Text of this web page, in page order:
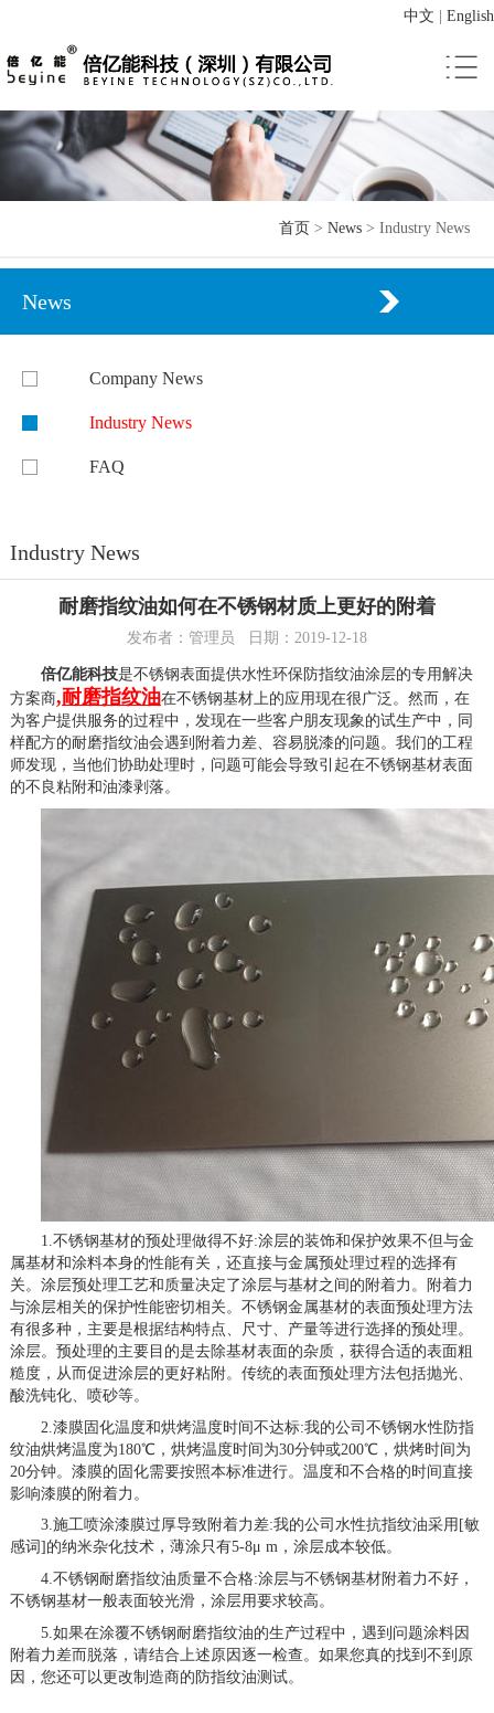
中文 English
首页> News> Industry News
News
Company News
Industry News
FAQ
Industry News
耐磨指纹油如何在不锈钢材质上更好的附着
发布者：管理员 日期：2019-12-18
倍亿能科技是不锈钢表面提供水性环保防指纹油涂层的专用解决
方案商,耐磨指纹油在不锈钢基材上的应用现在很广泛。然而，在
为客户提供服务的过程中，发现在一些客户朋友现象的试生产中，同
样配方的耐磨指纹油会遇到附着力差、容易脱漆的问题。我们的工程
师发现，当他们协助处理时，问题可能会导致引起在不锈钢基材表面
的不良粘附和油漆剥落。
1.不锈钢基材的预处理做得不好:涂层的装饰和保护效果不但与金
属基材和涂料本身的性能有关，还直接与金属预处理过程的选择有
关。涂层预处理工艺和质量决定了涂层与基材之间的附着力。附着力
与涂层相关的保护性能密切相关。不锈钢金属基材的表面预处理方法
有很多种，主要是根据结构特点、尺寸、产量等进行选择的预处理。
涂层。预处理的主要目的是去除基材表面的杂质，获得合适的表面粗
糙度，从而促进涂层的更好粘附。传统的表面预处理方法包括抛光、
酸洗钝化、喷砂等。
2.漆膜固化温度和烘烤温度时间不达标:我的公司不锈钢水性防指
纹油烘烤温度为180℃，烘烤温度时间为30分钟或200℃，烘烤时间为
20分钟。漆膜的固化需要按照本标准进行。温度和不合格的时间直接
影响漆膜的附着力。
3.施工喷涂漆膜过厚导致附着力差:我的公司水性抗指纹油采用[敏
感词]的纳米杂化技术，薄涂只有5-8μ m，涂层成本较低。
4.不锈钢耐磨指纹油质量不合格:涂层与不锈钢基材附着力不好，
不锈钢基材一般表面较光滑，涂层用要求较高。
5.如果在涂覆不锈钢耐磨指纹油的生产过程中，遇到问题涂料因
附着力差而脱落，请结合上述原因逐一检查。如果您真的找到不到原
因，您还可以更改制造商的防指纹油测试。